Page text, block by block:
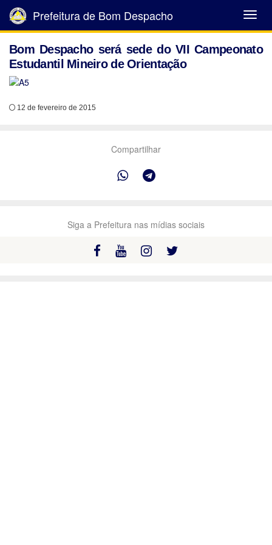
Abrir
Menu
Prefeitura de Bom Despacho
Bom Despacho será sede do VII Campeonato
Estudantil Mineiro de Orientação
12 de fevereiro de 2015
Compartilhar
Siga a Prefeitura nas mídias sociais